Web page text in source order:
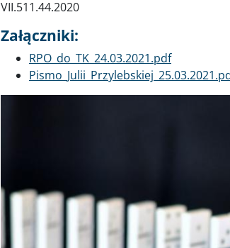
VII.511.44.2020
Załączniki:
Dokument
RPO_do_TK_24.03.2021.pdf
Dokument